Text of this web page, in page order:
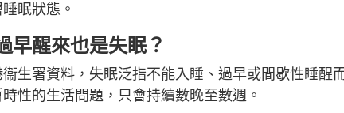
眠狀態。
早醒來也是失眠？
生署資料，失眠泛指不能入睡、過早或間歇性睡醒
性的生活問題，只會持續數晚至數週。